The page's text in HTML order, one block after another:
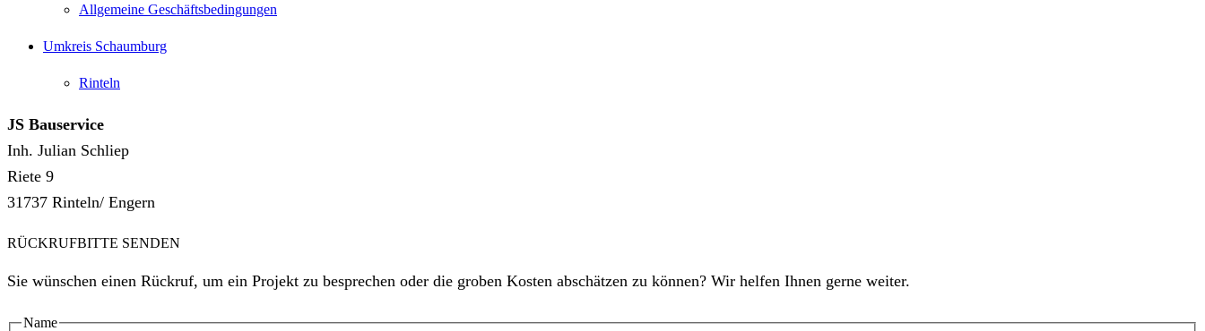
Allgemeine Geschäftsbedingungen
Umkreis Schaumburg
Rinteln
JS Bauservice
Inh. Julian Schliep
Riete 9
31737 Rinteln/ Engern
RÜCKRUFBITTE SENDEN
Sie wünschen einen Rückruf, um ein Projekt zu besprechen oder die groben Kosten abschätzen zu können? Wir helfen Ihnen gerne weiter.
Name